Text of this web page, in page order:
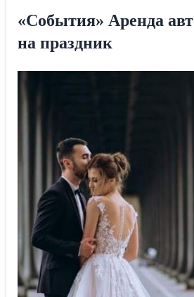
«События» Аренда
на праздник